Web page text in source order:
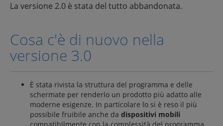
La versione 2.0 è stata del tutto abbandonata.
Cosa c'è di nuovo nella
versione 3.0
È stata rivista la struttura del programma e delle
schermate per renderlo un prodotto più adatto alle
moderne esigenze. In particolare lo si è reso il più
possibile fruibile anche da dispositivi mobili